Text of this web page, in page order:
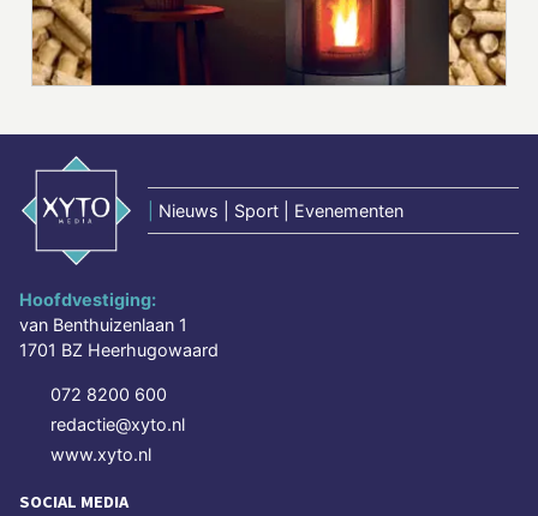
Nieuws | Sport | Evenementen
Hoofdvestiging:
van Benthuizenlaan 1
1701 BZ Heerhugowaard
072 8200 600
redactie@xyto.nl
www.xyto.nl
SOCIAL MEDIA